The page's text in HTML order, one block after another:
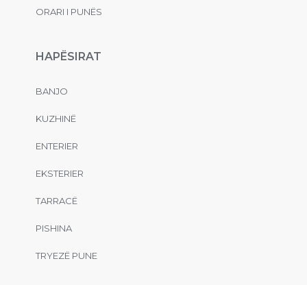
ORARI I PUNËS
HAPËSIRAT
BANJO
KUZHINË
ENTERIER
EKSTERIER
TARRACË
PISHINA
TRYEZË PUNE